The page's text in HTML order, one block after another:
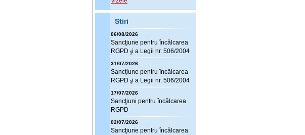
Stiri
06/08/2026
Sancţiune pentru încălcarea
RGPD şi a Legii nr. 506/2004
31/07/2026
Sancţiune pentru încălcarea
RGPD şi a Legii nr. 506/2004
17/07/2026
Sancţiuni pentru încălcarea
RGPD
02/07/2026
Sancţiune pentru încălcarea